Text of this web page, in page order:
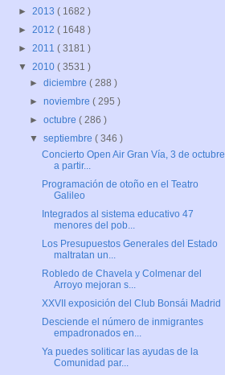
► 2013 ( 1682 )
► 2012 ( 1648 )
► 2011 ( 3181 )
▼ 2010 ( 3531 )
►diciembre( 288 )
►noviembre( 295 )
►octubre( 286 )
▼septiembre( 346 )
Concierto Open Air Gran Vía, 3 de octubre
a partir...
Programación de otoño en el Teatro
Galileo
Integrados al sistema educativo 47
menores del pob...
Los Presupuestos Generales del Estado
maltratan un...
Robledo de Chavela y Colmenar del
Arroyo mejoran s...
XXVII exposición del Club Bonsái Madrid
Desciende el número de inmigrantes
empadronados en...
Ya puedes soliticar las ayudas de la
Comunidad par...